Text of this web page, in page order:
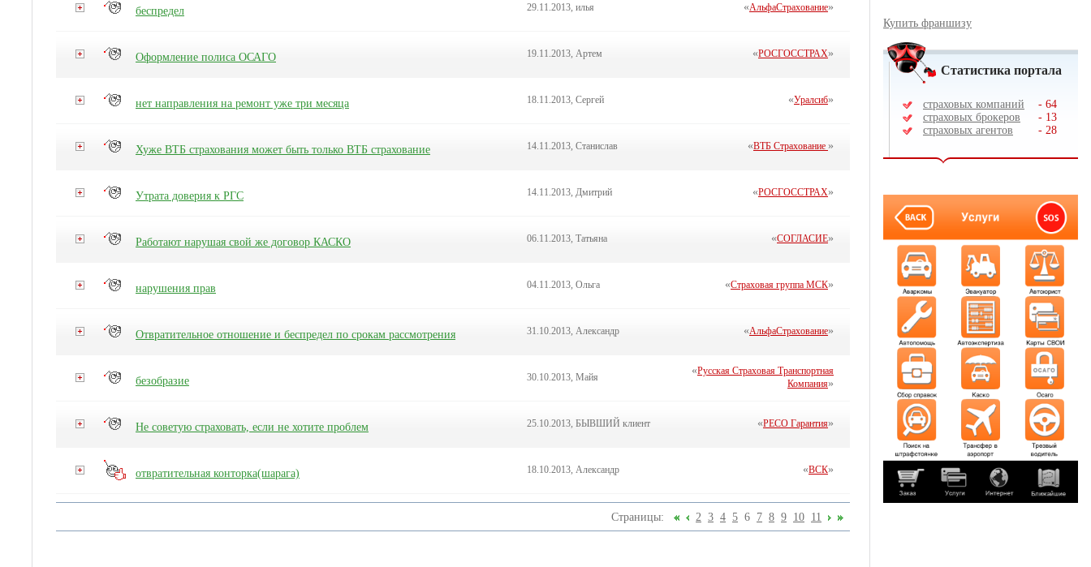
беспредел 29.11.2013, илья «АльфаСтрахование»
Оформление полиса ОСАГО 19.11.2013, Артем «РОСГОССТРАХ»
нет направления на ремонт уже три месяца 18.11.2013, Сергей «Уралсиб»
Хуже ВТБ страхования может быть только ВТБ страхование 14.11.2013, Станислав «ВТБ Страхование »
Утрата доверия к РГС 14.11.2013, Дмитрий «РОСГОССТРАХ»
Работают нарушая свой же договор КАСКО 06.11.2013, Татьяна «СОГЛАСИЕ»
нарушения прав 04.11.2013, Ольга «Страховая группа МСК»
Отвратительное отношение и беспредел по срокам рассмотрения 31.10.2013, Александр «АльфаСтрахование»
безобразие 30.10.2013, Майя
«Русская Страховая Транспортная
Компания»
Не советую страховать, если не хотите проблем 25.10.2013, БЫВШИЙ клиент «РЕСО Гарантия»
отвратительная конторка(шарага) 18.10.2013, Александр «ВСК»
Страницы: 2 3 4 5 6 7 8 9 10 11
Купить франшизу
Статистика портала
страховых компаний - 64
страховых брокеров
- 13
страховых агентов
- 28